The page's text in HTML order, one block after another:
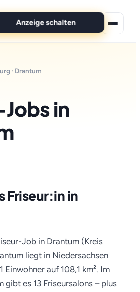
Anzeige schalten
· Drantum
in
Friseur:in in
Job in Drantum (Kreis
liegt in Niedersachsen
Einwohner auf 108,1 km². Im
gibt es 13 Friseursalons – plus